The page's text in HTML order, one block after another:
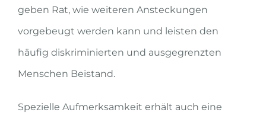
geben Rat, wie weiteren Ansteckungen
vorgebeugt werden kann und leisten den
häufig diskriminierten und ausgegrenzten
Menschen Beistand.
Spezielle Aufmerksamkeit erhält auch eine